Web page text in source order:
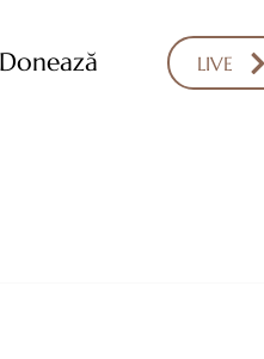
Donează LIVE